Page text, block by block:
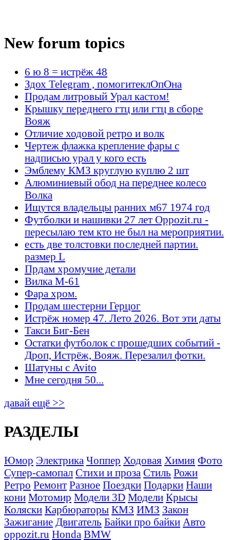
New forum topics
6 ю 8 = истрёж 48
Здох Telegram , помогитеклОпОна
Продам литровый Урал кастом!
Крышку переднего гтц или гтц в сборе
Вояж
Отличие ходовой ретро и волк
Чертеж флажка крепление фары с
надписью урал у кого есть
Эмблему КМЗ круглую куплю 2 шт
Алюминиевый обод на переднее колесо
Волка
Ищутся владельцы ранних м67 1974 год
Футболки и нашивки 27 лет Oppozit.ru -
пересылаю тем кто не был на мероприятии.
есть две толстовки последней партии.
размер L
Прдам хромучие детали
Вилка М-61
Фара хром.
Продам шестерни Герцог
Истрёж номер 47. Лето 2026. Вот эти даты
Такси Биг-Бен
Остатки футболок с прошедших событий -
Дроп, Истрёж, Вояж. Перезалил фотки.
Шатуны с Avito
Мне сегодня 50...
давай ещё >>
РАЗДЕЛЫ
Юмор Электрика Чоппер Ходовая Химия Фото
Супер-самопал Стихи и проза Стиль Рожи
Ретро Ремонт Разное Поездки Подарки Наши
кони Мотомир Модели 3D Модели Крысы
Коляски Карбюраторы КМЗ ИМЗ Закон
Зажигание Двигатель Байки про байки Авто
oppozit.ru Honda BMW